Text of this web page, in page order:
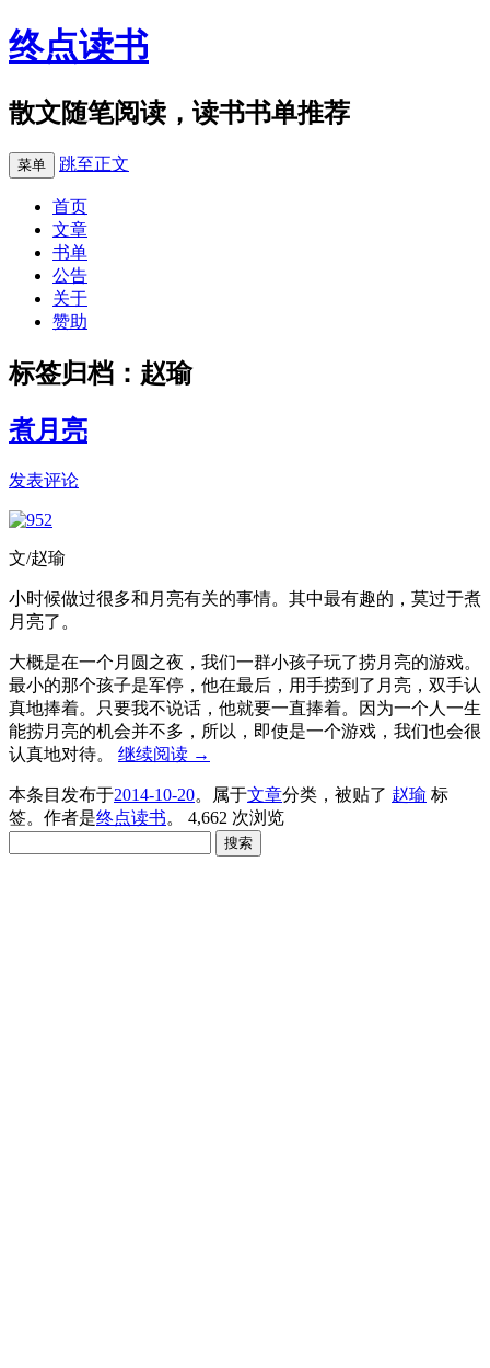
终点读书
散文随笔阅读，读书书单推荐
菜单 跳至正文
首页
文章
书单
公告
关于
赞助
标签归档： 赵瑜
煮月亮
发表评论
文/赵瑜
小时候做过很多和月亮有关的事情。其中最有趣的，莫过于煮
月亮了。
大概是在一个月圆之夜，我们一群小孩子玩了捞月亮的游戏。
最小的那个孩子是军停，他在最后，用手捞到了月亮，双手认
真地捧着。只要我不说话，他就要一直捧着。因为一个人一生
能捞月亮的机会并不多，所以，即使是一个游戏，我们也会很
认真地对待。 继续阅读 →
本条目发布于2014-10-20。属于文章分类，被贴了 赵瑜 标
签。 作者是终点读书。
4,662 次浏览